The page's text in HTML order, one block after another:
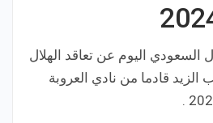
السعودي اليوم عن تعاقد الهلال
قادما من نادي العروبة